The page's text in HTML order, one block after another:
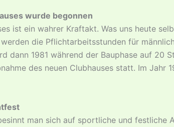
wurde begonnen
ist ein wahrer Kraftakt. Was uns heute
die Pflichtarbeitsstunden für
dann 1981 während der Bauphase auf 20
des neuen Clubhauses statt. Im
man sich auf sportliche und festliche